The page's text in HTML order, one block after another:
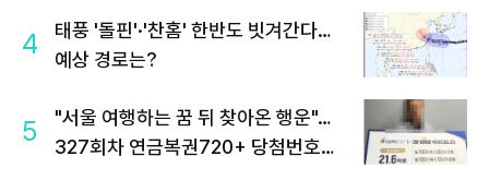
4
태풍 '돌핀'·'찬홈' 한반도 빗겨간다…
예상 경로는?
5
"서울 여행하는 꿈 뒤 찾아온 행운"…
327회차 연금복권720+ 당첨번호조